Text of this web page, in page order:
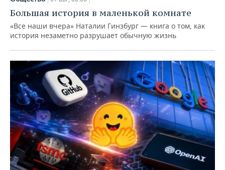
Большая история в маленькой комнате
«Все наши вчера» Наталии Гинзбург — книга о том, как
история незаметно разрушает обычную жизнь